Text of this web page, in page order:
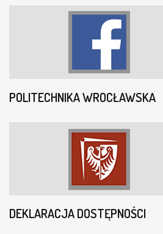
POLITECHNIKA WROCŁAWSKA
DEKLARACJA DOSTĘPNOŚCI